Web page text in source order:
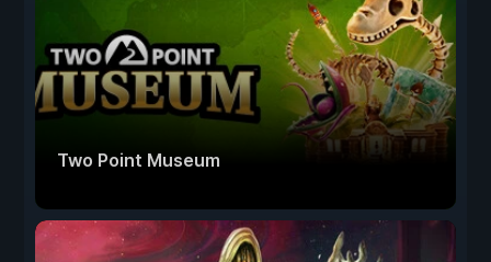
Two Point Museum